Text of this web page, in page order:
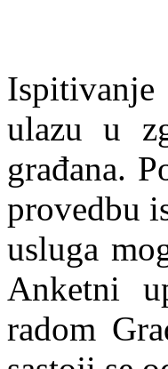
ulazu u
građana.
provedbu
usluga
Anketni
radom